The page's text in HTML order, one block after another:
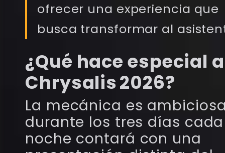
ofrecer una experiencia que
busca transformar al
¿Qué hace especial a
Chrysalis 2026?
La mecánica es
durante los tres días cada
noche contará con una